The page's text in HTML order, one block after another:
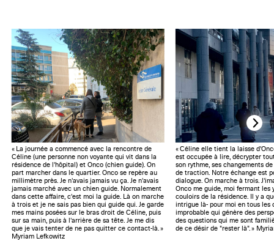
« La journée a commencé avec la rencontre de
Céline (une personne non voyante qui vit dans la
résidence de l'hôpital) et Onco (chien guide). On
part marcher dans le quartier. Onco se repère au
millimètre près. Je n'avais jamais vu ça. Je n'avais
jamais marché avec un chien guide. Normalement
dans cette affaire, c'est moi la guide. Là on marche
à trois et je ne sais pas bien qui guide qui. Je garde
mes mains posées sur le bras droit de Céline, puis
sur sa main, puis à l'arrière de sa tête. Je me dis
que je vais tenter de ne pas quitter ce contact-là. »
Myriam Lefkowitz
« Céline elle tient la laisse
est occupée à lire, décrypter
son rythme, ses changements
de traction. Notre échange est
dialogue. On marche à trois.
Onco me guide, moi fermant les
couloirs de la résidence. Il y a
intrigue là- pour moi en tous les
improbable qui génère des
des questions qui me sont
de ce désir de "rester là". »